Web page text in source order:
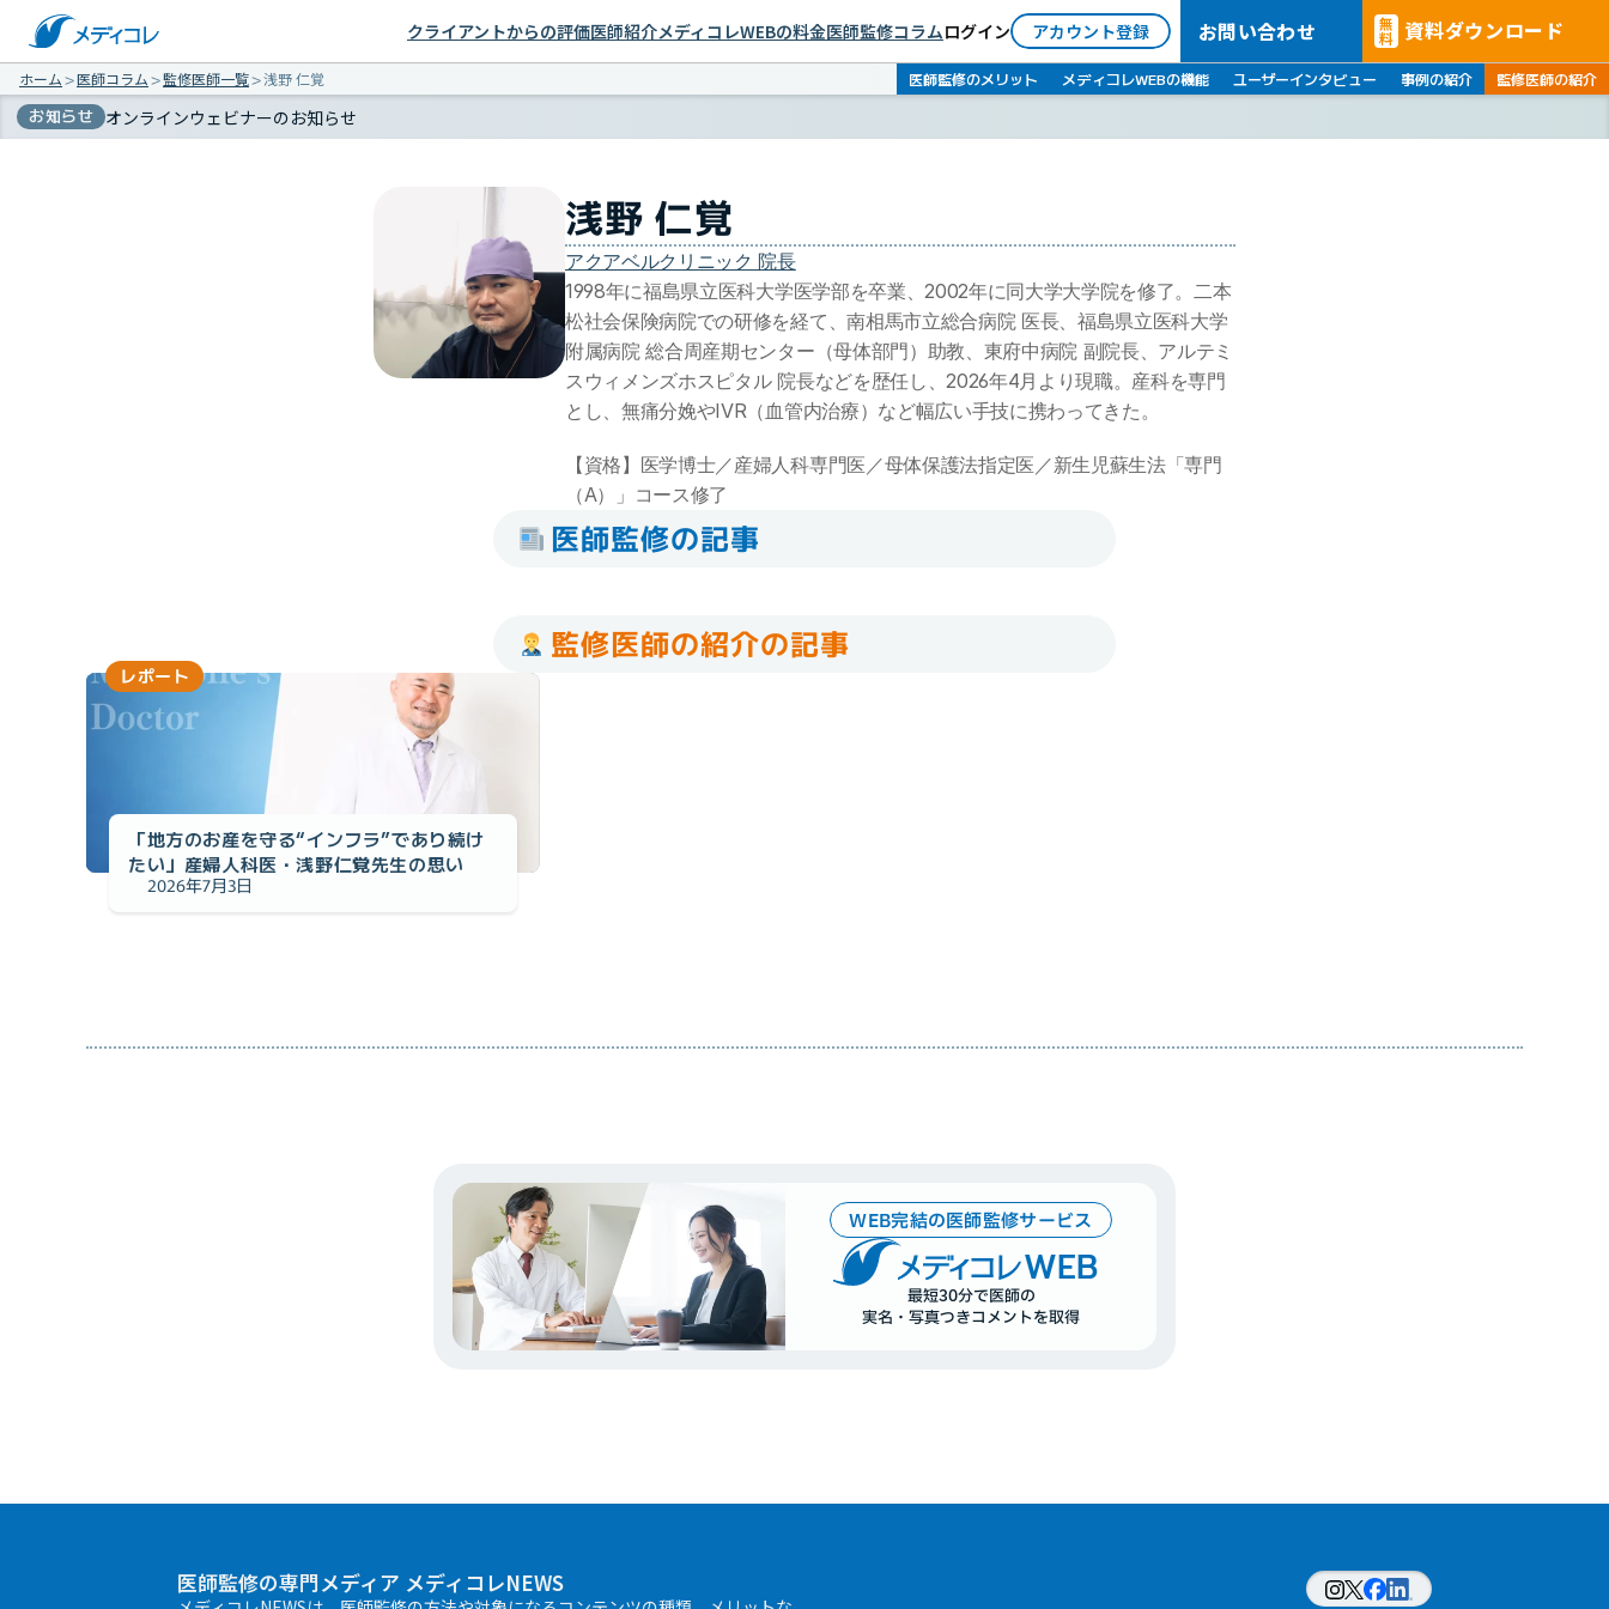
クライアントからの評価医師紹介メディコレWEBの料金医師監修コラム依頼者としてログイン
医師としてログイン
ログイン アカウント登録 お問い合わせ 無
料 資料ダウンロード
ホーム＞医師コラム＞監修医師一覧＞浅野 仁覚 医師監修のメリット メディコレWEBの機能 ユーザーインタビュー 事例の紹介 監修医師の紹介
お知らせ オンラインウェビナーのお知らせ
浅野 仁覚
アクアベルクリニック 院長
1998年に福島県立医科大学医学部を卒業、2002年に同大学大学院を修了。二本
松社会保険病院での研修を経て、南相馬市立総合病院 医長、福島県立医科大学
附属病院 総合周産期センター（母体部門）助教、東府中病院 副院長、アルテミ
スウィメンズホスピタル 院長などを歴任し、2026年4月より現職。産科を専門
とし、無痛分娩やIVR（血管内治療）など幅広い手技に携わってきた。
【資格】医学博士／産婦人科専門医／母体保護法指定医／新生児蘇生法「専門
（A）」コース修了
医師監修の記事
監修医師の紹介の記事
レポート
「地方のお産を守る“インフラ”であり続け
たい」産婦人科医・浅野仁覚先生の思い
2026年7月3日
WEB完結の医師監修サービス
WEB
最短30分で医師の
実名・写真つきコメントを取得
医師監修の専門メディア メディコレNEWS